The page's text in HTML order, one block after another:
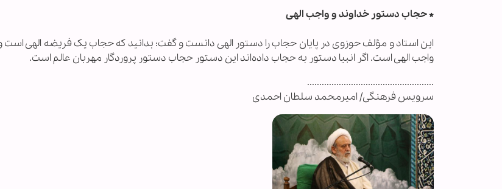
*حجاب دستور خداوند و واجب الهی
این استاد و مؤلف حوزوی در پایان حجاب را دستور الهی دانست و گفت: بدانید که حجاب یک فریضه الهی است
واجب الهی است. اگر انبیا دستور به حجاب داده‌اند این دستور حجاب دستور پروردگار مهربان عالم است.
....................................................
سرویس فرهنگی/ امیرمحمد سلطان احمدی